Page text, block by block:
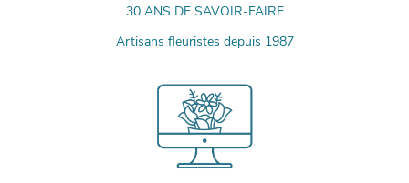
30 ANS DE SAVOIR-FAIRE
Artisans fleuristes depuis 1987